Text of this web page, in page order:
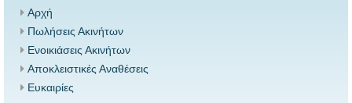
Αρχή
Πωλήσεις Ακινήτων
Ενοικιάσεις Ακινήτων
Αποκλειστικές Αναθέσεις
Ευκαιρίες